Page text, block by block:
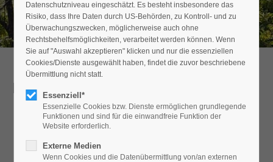
Anmelden
Register|Lost your password?
Support
24h/ 365days
Detailansicht
nicht angezeigt.
Datenschutzniveau eingeschätzt. Es besteht insbesondere das
Risiko, dass Ihre Daten durch US-Behörden, zu Kontroll- und zu
Überwachungszwecken, möglicherweise auch ohne
Rechtsbehelfsmöglichkeiten, verarbeitet werden können. Wenn
Sie auf "Auswahl akzeptieren" klicken und nur die essenziellen
Cookies/Dienste ausgewählt haben, findet die zuvor beschriebene
Übermittlung nicht statt.
Essenziell*
Essenzielle Cookies bzw. Dienste ermöglichen grundlegende
Funktionen und sind für die einwandfreie Funktion der
Website erforderlich.
Externe Medien
Wenn Cookies und die Datenübermittlung von/an externen